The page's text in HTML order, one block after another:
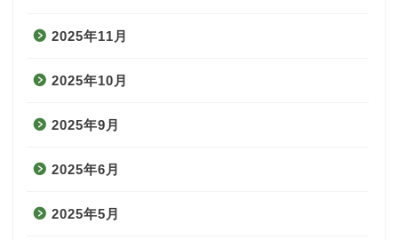
2025年11月
2025年10月
2025年9月
2025年6月
2025年5月